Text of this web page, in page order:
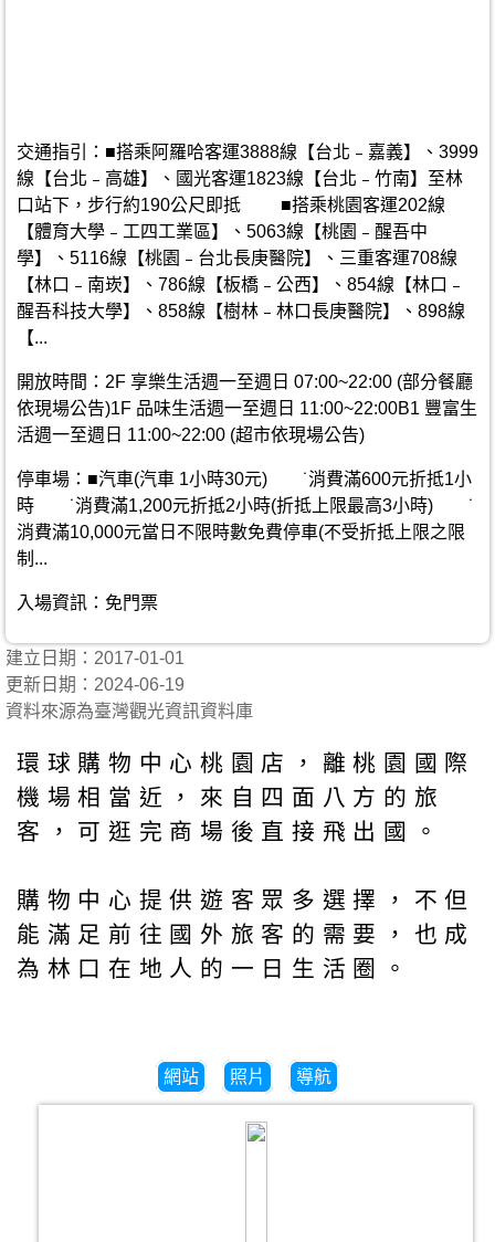
交通指引：■搭乘阿羅哈客運3888線【台北﹣嘉義】、3999
線【台北﹣高雄】、國光客運1823線【台北﹣竹南】至林
口站下，步行約190公尺即抵 ■搭乘桃園客運202線
【體育大學﹣工四工業區】、5063線【桃園﹣醒吾中
學】、5116線【桃園﹣台北長庚醫院】、三重客運708線
【林口﹣南崁】、786線【板橋﹣公西】、854線【林口﹣
醒吾科技大學】、858線【樹林﹣林口長庚醫院】、898線
【...
開放時間：2F 享樂生活週一至週日 07:00~22:00 (部分餐廳
依現場公告)1F 品味生活週一至週日 11:00~22:00B1 豐富生
活週一至週日 11:00~22:00 (超市依現場公告)
停車場：■汽車(汽車 1小時30元) ˙消費滿600元折抵1小
時 ˙消費滿1,200元折抵2小時(折抵上限最高3小時) ˙
消費滿10,000元當日不限時數免費停車(不受折抵上限之限
制...
入場資訊：免門票
建立日期：2017-01-01
更新日期：2024-06-19
資料來源為臺灣觀光資訊資料庫
環球購物中心桃園店，離桃園國際
機場相當近，來自四面八方的旅
客，可逛完商場後直接飛出國。
購物中心提供遊客眾多選擇，不但
能滿足前往國外旅客的需要，也成
為林口在地人的一日生活圈。
網站 照片 導航